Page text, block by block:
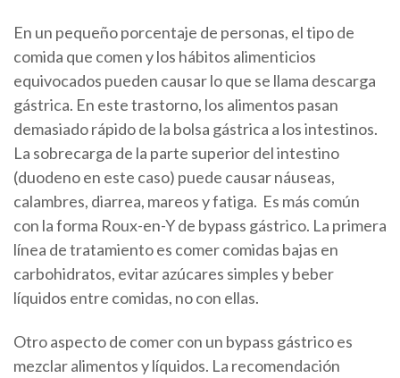
En un pequeño porcentaje de personas, el tipo de
comida que comen y los hábitos alimenticios
equivocados pueden causar lo que se llama descarga
gástrica. En este trastorno, los alimentos pasan
demasiado rápido de la bolsa gástrica a los intestinos.
La sobrecarga de la parte superior del intestino
(duodeno en este caso) puede causar náuseas,
calambres, diarrea, mareos y fatiga. Es más común
con la forma Roux-en-Y de bypass gástrico. La primera
línea de tratamiento es comer comidas bajas en
carbohidratos, evitar azúcares simples y beber
líquidos entre comidas, no con ellas.
Otro aspecto de comer con un bypass gástrico es
mezclar alimentos y líquidos. La recomendación